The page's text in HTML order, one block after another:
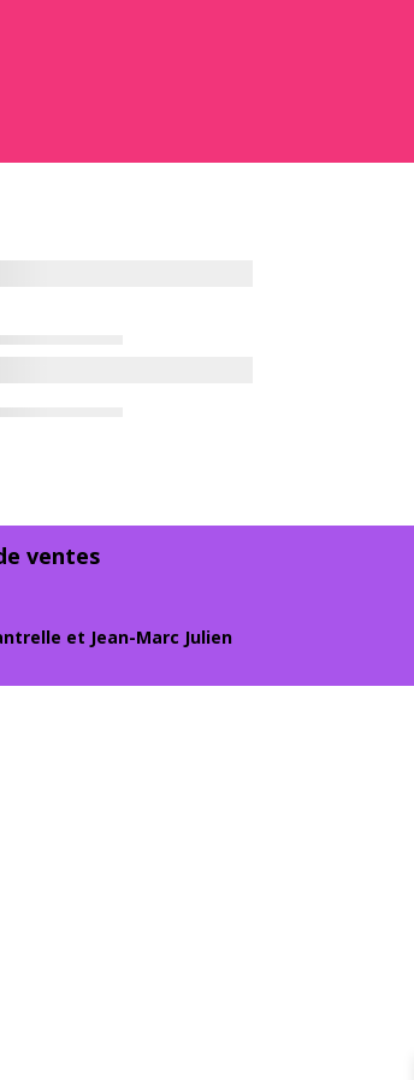
ventes
et Jean-Marc Julien